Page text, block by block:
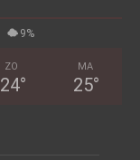
9%
ZO
24°
MA
25°